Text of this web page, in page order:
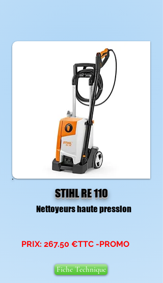
STIHL RE 110
Nettoyeurs haute pression
PRIX: 267.50 €TTC -PROMO
Fiche Technique